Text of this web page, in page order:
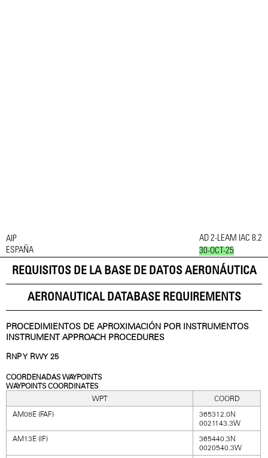
AIP
ESPAÑA
AD 2-LEAM IAC 8.2
30-OCT-25
REQUISITOS DE LA BASE DE DATOS AERONÁUTICA
AERONAUTICAL DATABASE REQUIREMENTS
PROCEDIMIENTOS DE APROXIMACIÓN POR INSTRUMENTOS
INSTRUMENT APPROACH PROCEDURES
RNP Y RWY 25
COORDENADAS WAYPOINTS
WAYPOINTS COORDINATES
WPT
COORD
AM08E (FAF)
365312.0N
0021143.3W
AM13E (IF)
365440.3N
0020540.3W